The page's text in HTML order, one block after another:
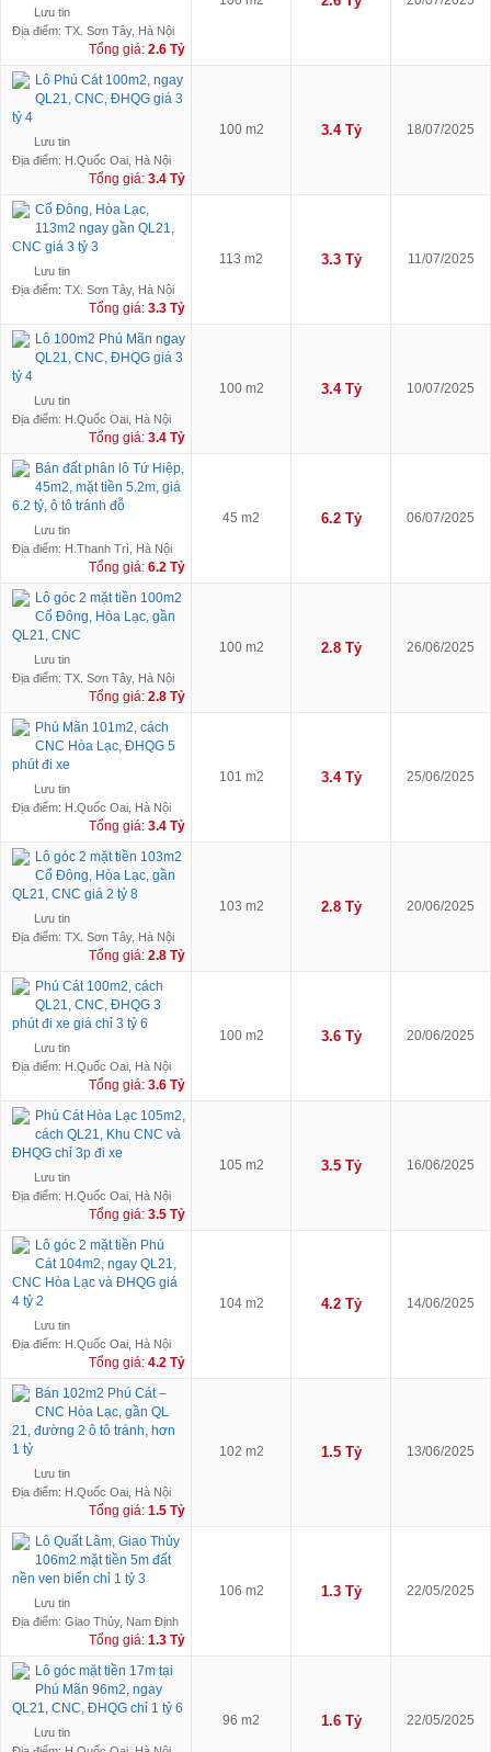
Lưu tin
Địa điểm: TX. Sơn Tây, Hà Nội
Tổng giá: 2.6 Tỷ
Lô Phú Cát 100m2, ngay
QL21, CNC, ĐHQG giá 3
tỷ 4
Lưu tin
Địa điểm: H.Quốc Oai, Hà Nội
Tổng giá: 3.4 Tỷ
100 m2 3.4 Tỷ 18/07/2025
Cổ Đông, Hòa Lạc,
113m2 ngay gần QL21,
CNC giá 3 tỷ 3
Lưu tin
Địa điểm: TX. Sơn Tây, Hà Nội
Tổng giá: 3.3 Tỷ
113 m2 3.3 Tỷ 11/07/2025
Lô 100m2 Phú Mãn ngay
QL21, CNC, ĐHQG giá 3
tỷ 4
Lưu tin
Địa điểm: H.Quốc Oai, Hà Nội
Tổng giá: 3.4 Tỷ
100 m2 3.4 Tỷ 10/07/2025
Bán đất phân lô Tứ Hiệp,
45m2, mặt tiền 5.2m, giá
6.2 tỷ, ô tô tránh đỗ
Lưu tin
Địa điểm: H.Thanh Trì, Hà Nội
Tổng giá: 6.2 Tỷ
45 m2 6.2 Tỷ 06/07/2025
Lô góc 2 mặt tiền 100m2
Cổ Đông, Hòa Lạc, gần
QL21, CNC
Lưu tin
Địa điểm: TX. Sơn Tây, Hà Nội
Tổng giá: 2.8 Tỷ
100 m2 2.8 Tỷ 26/06/2025
Phú Mãn 101m2, cách
CNC Hòa Lạc, ĐHQG 5
phút đi xe
Lưu tin
Địa điểm: H.Quốc Oai, Hà Nội
Tổng giá: 3.4 Tỷ
101 m2 3.4 Tỷ 25/06/2025
Lô góc 2 mặt tiền 103m2
Cổ Đông, Hòa Lạc, gần
QL21, CNC giá 2 tỷ 8
Lưu tin
Địa điểm: TX. Sơn Tây, Hà Nội
Tổng giá: 2.8 Tỷ
103 m2 2.8 Tỷ 20/06/2025
Phú Cát 100m2, cách
QL21, CNC, ĐHQG 3
phút đi xe giá chỉ 3 tỷ 6
Lưu tin
Địa điểm: H.Quốc Oai, Hà Nội
Tổng giá: 3.6 Tỷ
100 m2 3.6 Tỷ 20/06/2025
Phú Cát Hòa Lạc 105m2,
cách QL21, Khu CNC và
ĐHQG chỉ 3p đi xe
Lưu tin
Địa điểm: H.Quốc Oai, Hà Nội
Tổng giá: 3.5 Tỷ
105 m2 3.5 Tỷ 16/06/2025
Lô góc 2 mặt tiền Phú
Cát 104m2, ngay QL21,
CNC Hòa Lạc và ĐHQG giá
4 tỷ 2
Lưu tin
Địa điểm: H.Quốc Oai, Hà Nội
Tổng giá: 4.2 Tỷ
104 m2 4.2 Tỷ 14/06/2025
Bán 102m2 Phú Cát –
CNC Hòa Lạc, gần QL
21, đường 2 ô tô tránh, hơn
1 tỷ
Lưu tin
Địa điểm: H.Quốc Oai, Hà Nội
Tổng giá: 1.5 Tỷ
102 m2 1.5 Tỷ 13/06/2025
Lô Quất Lâm, Giao Thủy
106m2 mặt tiền 5m đất
nền ven biển chỉ 1 tỷ 3
Lưu tin
Địa điểm: Giao Thủy, Nam Định
Tổng giá: 1.3 Tỷ
106 m2 1.3 Tỷ 22/05/2025
Lô góc mặt tiền 17m tại
Phú Mãn 96m2, ngay
QL21, CNC, ĐHQG chỉ 1 tỷ 6
Lưu tin
96 m2 1.6 Tỷ 22/05/2025